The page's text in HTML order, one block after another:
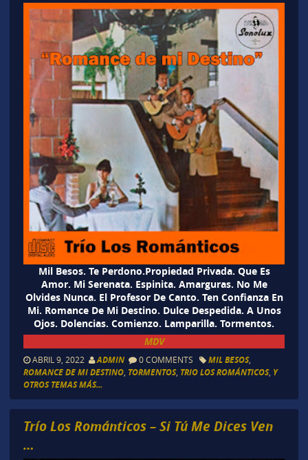
Mil Besos. Te Perdono.Propiedad Privada. Que Es
Amor. Mi Serenata. Espinita. Amarguras. No Me
Olvides Nunca. El Profesor De Canto. Ten Confianza En
Mi. Romance De Mi Destino. Dulce Despedida. A Unos
Ojos. Dolencias. Comienzo. Lamparilla. Tormentos.
MDV
ABRIL 9, 2022 ADMIN 0 COMMENTS MIL BESOS,
ROMANCE DE MI DESTINO, TORMENTOS, TRIO LOS ROMÁNTICOS, Y
OTROS TEMAS MÁS...
Trío Los Románticos – Si Tú Me Dices Ven
…